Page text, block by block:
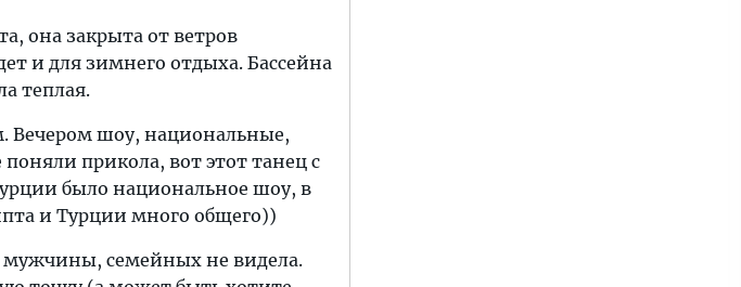
она закрыта от ветров
и для зимнего отдыха. Бассейна
теплая.
Вечером шоу, национальные,
прикола, вот этот танец с
было национальное шоу, в
и Турции много общего))
семейных не видела.